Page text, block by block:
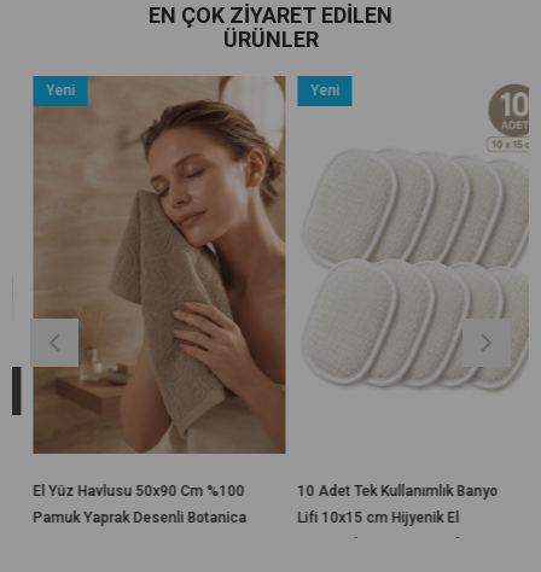
EN ÇOK ZIYARET EDILEN
ÜRÜNLER
El Yüz Havlusu 50x90 Cm %100
Pamuk Yaprak Desenli Botanica
Yeni
10 Adet Tek Kullanımlık Banyo
Lifi 10x15 cm Hijyenik El
Yeni